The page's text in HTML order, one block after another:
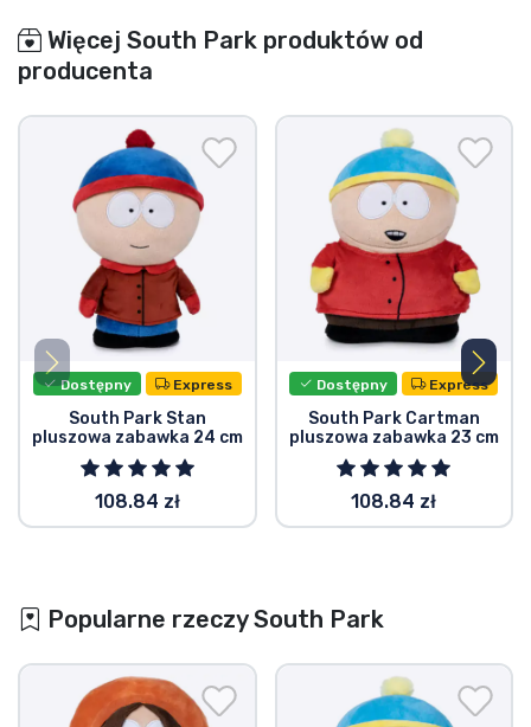
Więcej South Park produktów od
producenta
Dostępny Express
South Park Stan
pluszowa zabawka 24 cm
108.84 zł
Dostępny Express
South Park Cartman
pluszowa zabawka 23 cm
108.84 zł
Popularne rzeczy South Park